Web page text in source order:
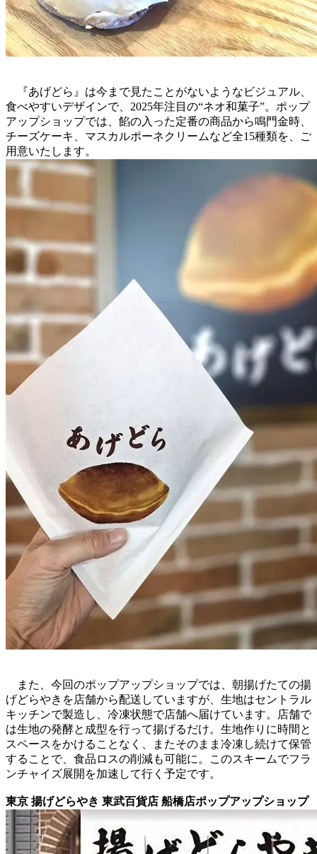
『あげどら』は今まで見たことがないようなビジュアル、
食べやすいデザインで、2025年注目の“ネオ和菓子”。ポップ
アップショップでは、餡の入った定番の商品から鳴門金時、
チーズケーキ、マスカルポーネクリームなど全15種類を、ご
用意いたします。
また、今回のポップアップショップでは、朝揚げたての揚
げどらやきを店舗から配送していますが、生地はセントラル
キッチンで製造し、冷凍状態で店舗へ届けています。店舗で
は生地の発酵と成型を行って揚げるだけ。生地作りに時間と
スペースをかけることなく、またそのまま冷凍し続けて保管
することで、食品ロスの削減も可能に。このスキームでフラ
ンチャイズ展開を加速して行く予定です。
東京 揚げどらやき 東武百貨店 船橋店ポップアップショップ